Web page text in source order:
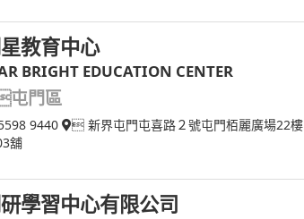
教育中心
BRIGHT EDUCATION CENTER
屯門區
9440
 新界屯門屯喜路２號屯門栢麗廣場22樓
舖
學習中心有限公司